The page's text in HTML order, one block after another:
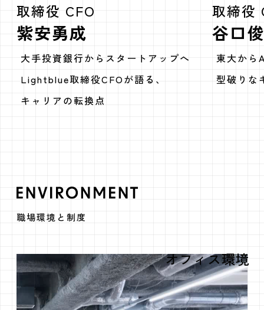
取締役 CFO
紫安勇成
大手投資銀行からスタートアップへ
Lightblue取締役CFOが語る、
キャリアの転換点
取締役
谷口
東大から
型破りな
職場環境と制度
オフィス環境